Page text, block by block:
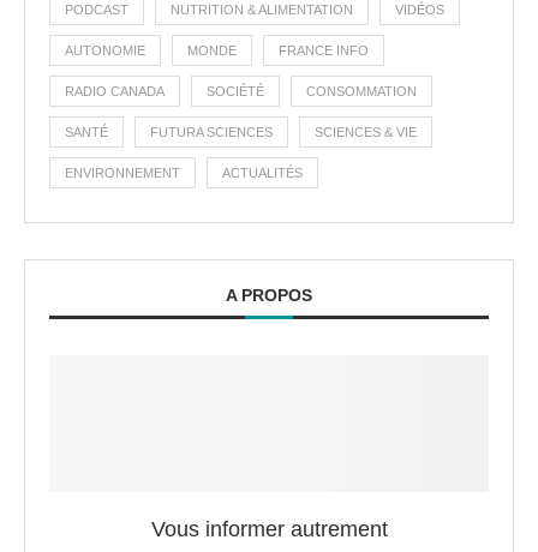
PODCAST NUTRITION & ALIMENTATION VIDÉOS
AUTONOMIE MONDE FRANCE INFO
RADIO CANADA SOCIÉTÉ CONSOMMATION
SANTÉ FUTURA SCIENCES SCIENCES & VIE
ENVIRONNEMENT ACTUALITÉS
A PROPOS
Vous informer autrement